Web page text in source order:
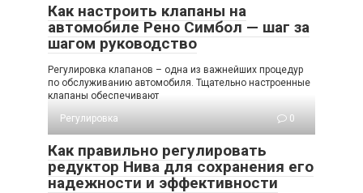
Как настроить клапаны на
автомобиле Рено Симбол — шаг за
шагом руководство
Регулировка клапанов – одна из важнейших процедур
по обслуживанию автомобиля. Тщательно настроенные
клапаны обеспечивают
Регулировка
0
Как правильно регулировать
редуктор Нива для сохранения его
надежности и эффективности